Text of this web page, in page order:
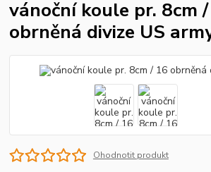
vánoční koule pr. 8cm
obrněná divize US
Ohodnotit produkt